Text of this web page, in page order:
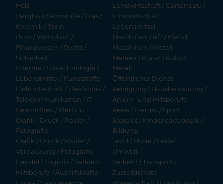
Holz
Bergbau / Rohstoffe / Glas /
Keramik / Stein
Büro / Wirtschaft /
Finanzwesen / Recht /
Sicherheit
Chemie / Biotechnologie /
Lebensmittel / Kunststoffe
Elektrotechnik / Elektronik /
Telekommunikation / IT
Gesundheit / Medizin
Grafik / Druck / Papier /
Fotografie
Grafik / Druck / Papier /
Verpackung / Fotografie
Handel / Logistik / Verkauf
Hilfsberufe / Aushilfskräfte
Landwirtschaft / Gartenbau /
Forstwirtschaft
Lebensmittel
Maschinen / Kfz / Metall
Maschinen / Metall
Medien / Kunst / Kultur
Metall
Öffentlicher Dienst
Reinigung / Hausbetreuung /
Anlern- und Hilfsberufe
Reise / Freizeit / Sport
Soziales / Kinderpädagogik /
Bildung
Textil / Mode / Leder
Umwelt
Verkehr / Transport /
Zustelldienste